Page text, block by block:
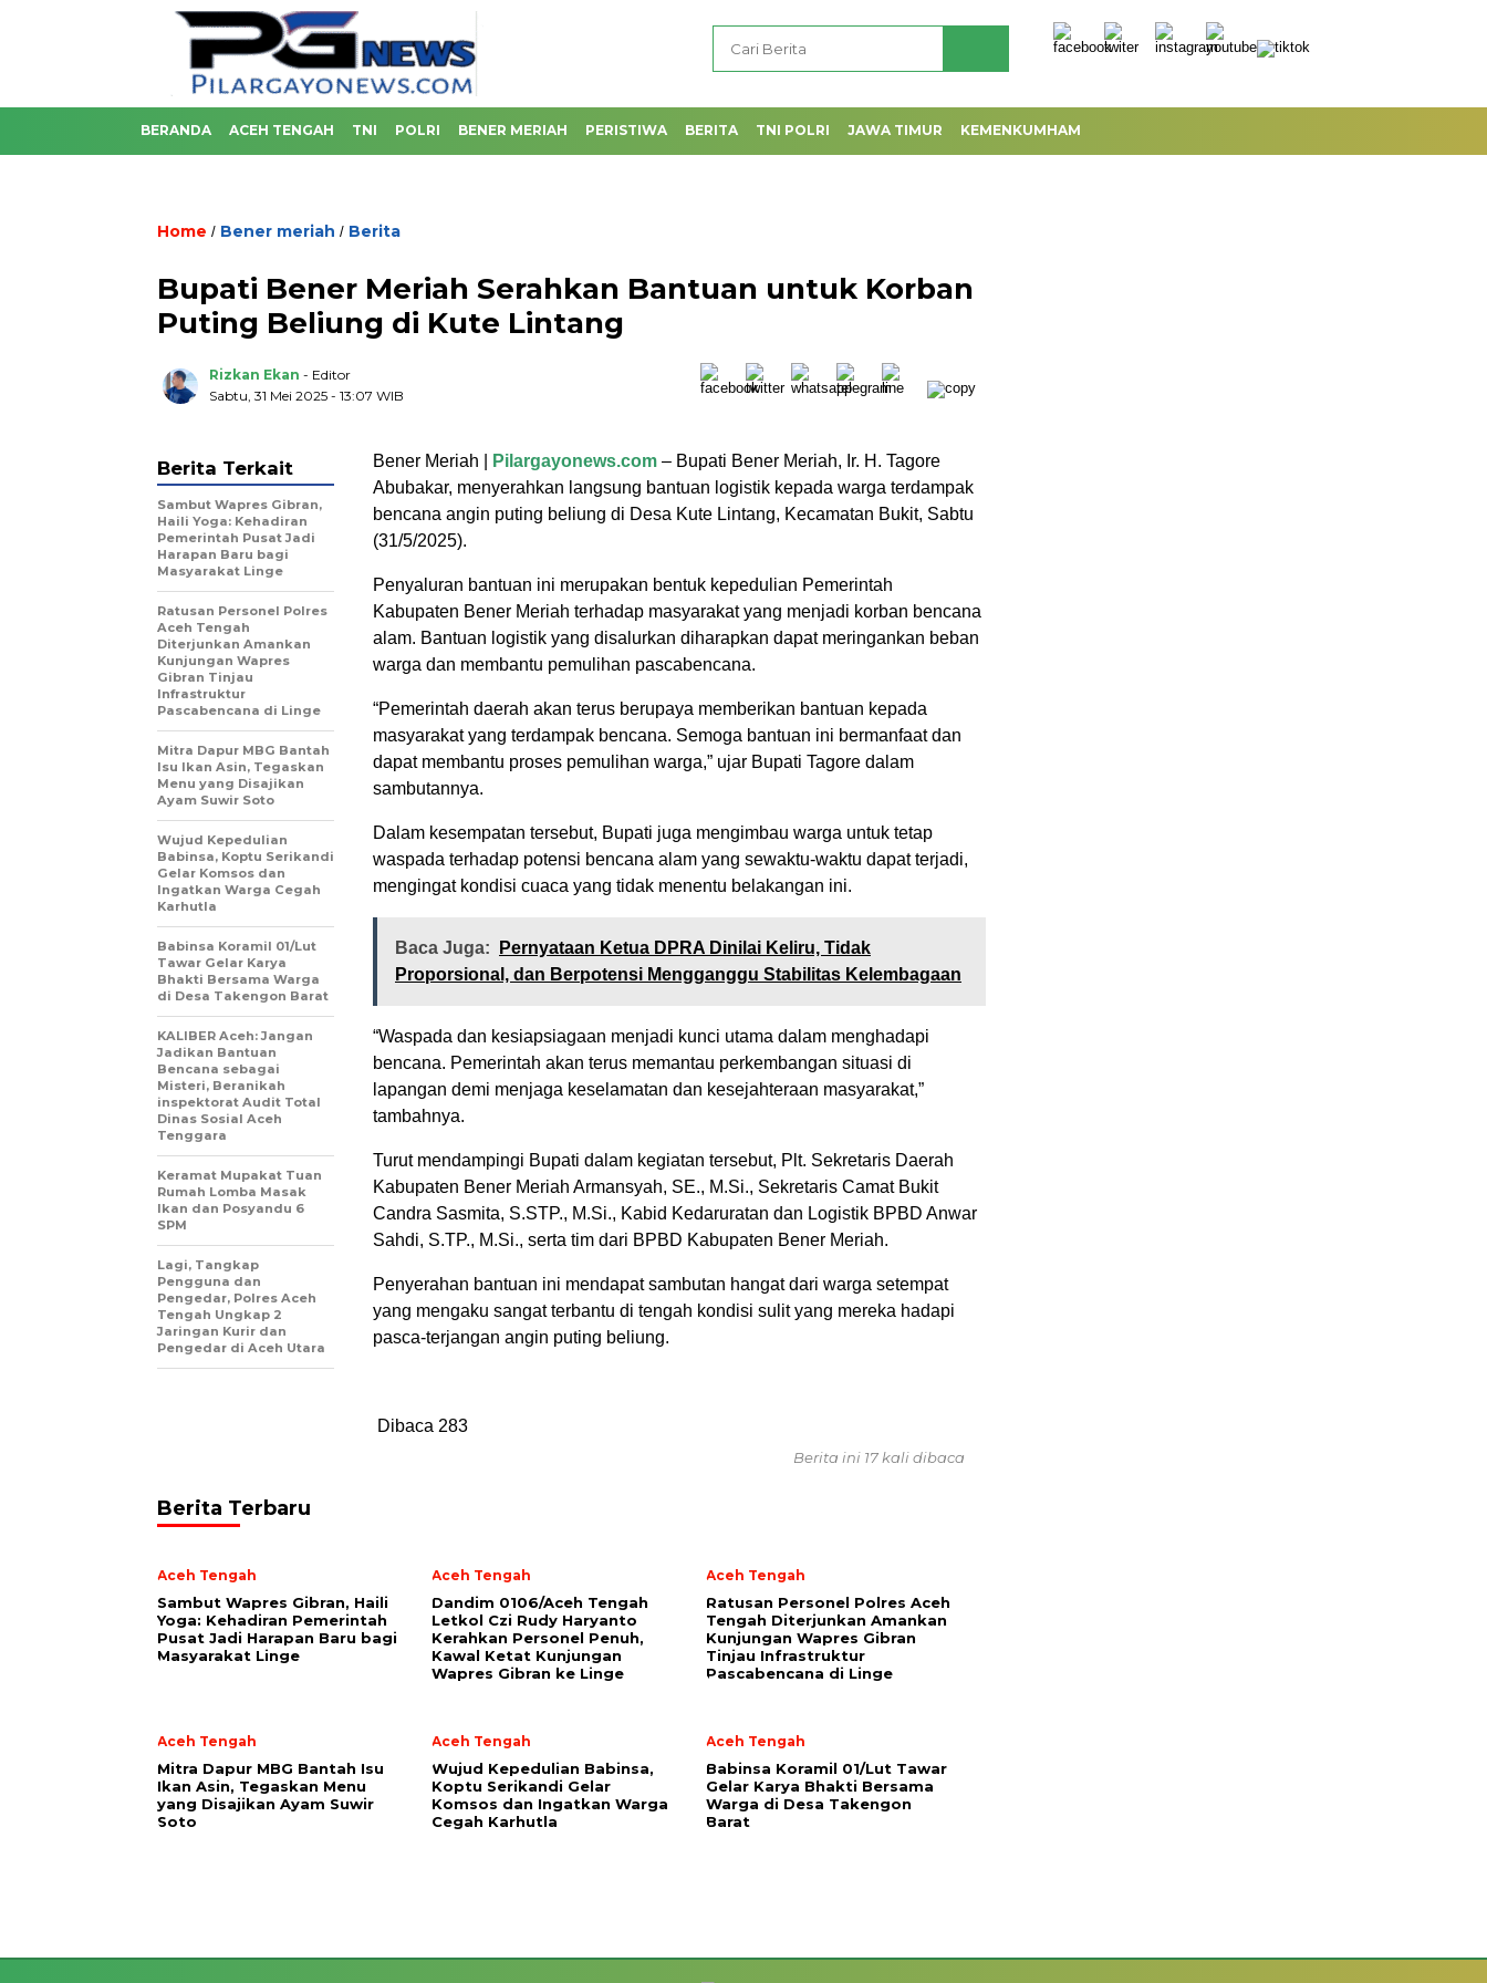
BERANDA ACEH TENGAH TNI POLRI BENER MERIAH PERISTIWA BERITA TNI POLRI JAWA TIMUR KEMENKUMHAM
Home / Bener meriah / Berita
Bupati Bener Meriah Serahkan Bantuan untuk Korban
Puting Beliung di Kute Lintang
Rizkan Ekan - Editor
Sabtu, 31 Mei 2025 - 13:07 WIB
‏Bener Meriah | Pilargayonews.com – Bupati Bener Meriah, Ir. H. Tagore
Abubakar, menyerahkan langsung bantuan logistik kepada warga terdampak
bencana angin puting beliung di Desa Kute Lintang, Kecamatan Bukit, Sabtu
(31/5/2025).
Penyaluran bantuan ini merupakan bentuk kepedulian Pemerintah
Kabupaten Bener Meriah terhadap masyarakat yang menjadi korban bencana
alam. Bantuan logistik yang disalurkan diharapkan dapat meringankan beban
warga dan membantu pemulihan pascabencana.
“Pemerintah daerah akan terus berupaya memberikan bantuan kepada
masyarakat yang terdampak bencana. Semoga bantuan ini bermanfaat dan
dapat membantu proses pemulihan warga,” ujar Bupati Tagore dalam
sambutannya.
Dalam kesempatan tersebut, Bupati juga mengimbau warga untuk tetap
waspada terhadap potensi bencana alam yang sewaktu-waktu dapat terjadi,
mengingat kondisi cuaca yang tidak menentu belakangan ini.
Baca Juga:
Pernyataan Ketua DPRA Dinilai Keliru, Tidak
Proporsional, dan Berpotensi Mengganggu Stabilitas Kelembagaan
“Waspada dan kesiapsiagaan menjadi kunci utama dalam menghadapi
bencana. Pemerintah akan terus memantau perkembangan situasi di
lapangan demi menjaga keselamatan dan kesejahteraan masyarakat,”
tambahnya.
Turut mendampingi Bupati dalam kegiatan tersebut, Plt. Sekretaris Daerah
Kabupaten Bener Meriah Armansyah, SE., M.Si., Sekretaris Camat Bukit
Candra Sasmita, S.STP., M.Si., Kabid Kedaruratan dan Logistik BPBD Anwar
Sahdi, S.TP., M.Si., serta tim dari BPBD Kabupaten Bener Meriah.
Penyerahan bantuan ini mendapat sambutan hangat dari warga setempat
yang mengaku sangat terbantu di tengah kondisi sulit yang mereka hadapi
pasca-terjangan angin puting beliung.
Dibaca 283
Berita Terkait
‎Sambut Wapres Gibran,
Haili Yoga: Kehadiran
Pemerintah Pusat Jadi
Harapan Baru bagi
Masyarakat Linge
Ratusan Personel Polres
Aceh Tengah
Diterjunkan Amankan
Kunjungan Wapres
Gibran Tinjau
Infrastruktur
Pascabencana di Linge
‎Mitra Dapur MBG Bantah
Isu Ikan Asin, Tegaskan
Menu yang Disajikan
Ayam Suwir Soto
‎Wujud Kepedulian
Babinsa, Koptu Serikandi
Gelar Komsos dan
Ingatkan Warga Cegah
Karhutla ‎
‎Babinsa Koramil 01/Lut
Tawar Gelar Karya
Bhakti Bersama Warga
di Desa Takengon Barat
KALIBER Aceh: Jangan
Jadikan Bantuan
Bencana sebagai
Misteri, Beranikah
inspektorat Audit Total
Dinas Sosial Aceh
Tenggara
Keramat Mupakat Tuan
Rumah Lomba Masak
Ikan dan Posyandu 6
SPM
Lagi, Tangkap
Pengguna dan
Pengedar, Polres Aceh
Tengah Ungkap 2
Jaringan Kurir dan
Pengedar di Aceh Utara
Berita ini 17 kali dibaca
Berita Terbaru
Aceh Tengah
‎Sambut Wapres Gibran, Haili
Yoga: Kehadiran Pemerintah
Pusat Jadi Harapan Baru bagi
Masyarakat Linge
Aceh Tengah
Dandim 0106/Aceh Tengah
Letkol Czi Rudy Haryanto
Kerahkan Personel Penuh,
Kawal Ketat Kunjungan
Wapres Gibran ke Linge
Aceh Tengah
Ratusan Personel Polres Aceh
Tengah Diterjunkan Amankan
Kunjungan Wapres Gibran
Tinjau Infrastruktur
Pascabencana di Linge
Aceh Tengah
‎Mitra Dapur MBG Bantah Isu
Ikan Asin, Tegaskan Menu
yang Disajikan Ayam Suwir
Soto
Aceh Tengah
‎Wujud Kepedulian Babinsa,
Koptu Serikandi Gelar
Komsos dan Ingatkan Warga
Cegah Karhutla ‎
Aceh Tengah
‎Babinsa Koramil 01/Lut Tawar
Gelar Karya Bhakti Bersama
Warga di Desa Takengon
Barat